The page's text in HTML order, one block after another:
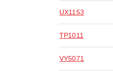
UX1153
TP1011
VY5071